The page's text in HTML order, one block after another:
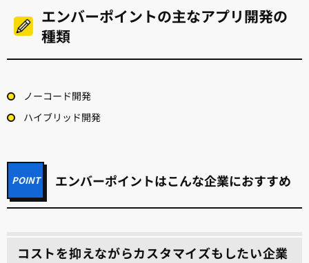
エンバーポイントの主なアプリ開発の
種類
ノーコード開発
ハイブリッド開発
エンバーポイントはこんな企業におすすめ
コストを抑えながらカスタマイズもしたい企業